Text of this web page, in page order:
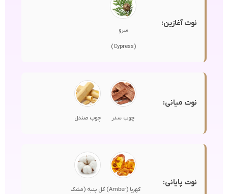
نوت آغازین:
سرو
(Cypress)
نوت میانی:
چوب سدر چوب صندل
نوت پایانی:
کهربا (Amber) گل پنبه (مشک